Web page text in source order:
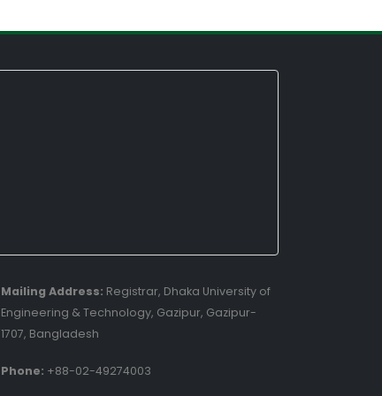
Mailing Address: Registrar, Dhaka University of
Engineering & Technology, Gazipur, Gazipur-
1707, Bangladesh
Phone: +88-02-49274003